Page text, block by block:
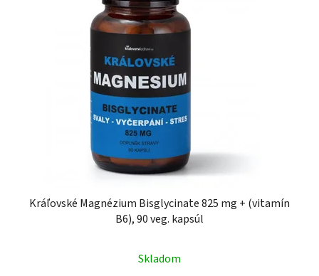
Kráľovské Magnézium Bisglycinate 825 mg + (vitamín
B6), 90 veg. kapsúl
hodnotenie
Skladom